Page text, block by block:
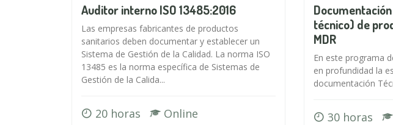
Auditor interno ISO 13485:2016
Las empresas fabricantes de productos
sanitarios deben documentar y establecer un
Sistema de Gestión de la Calidad. La norma ISO
13485 es la norma específica de Sistemas de
Gestión de la Calida...
20 horas Online
técnico) de
MDR
En este programa
en profundidad la
documentación
30 horas